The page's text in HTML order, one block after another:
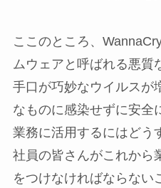
ここのところ、
ムウェアと呼ばれる悪質
手口が巧妙なウイルスが
なものに感染せずに安全
業務に活用するにはどう
社員の皆さんがこれから
をつけなければならない